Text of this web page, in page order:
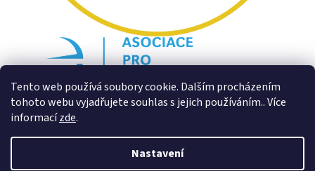
Tento web používá soubory cookie. Dalším procházením
tohoto webu vyjadřujete souhlas s jejich používáním.. Více
informacízde.
Nastavení